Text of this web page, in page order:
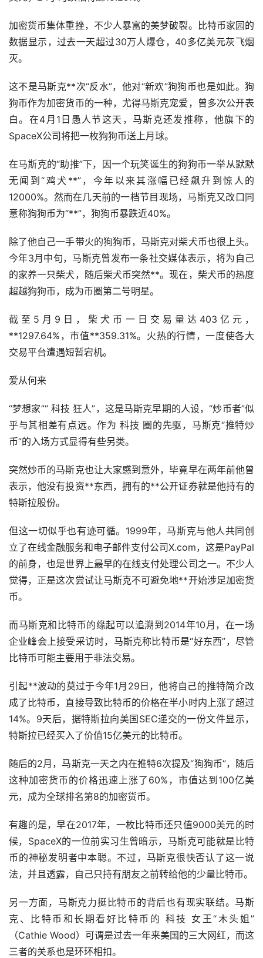
加密货币集体重挫，不少人暴富的美梦破裂。比特币家园的
数据显示，过去一天超过30万人爆仓，40多亿美元灰飞烟
灭。
这不是马斯克**次“反水”，他对“新欢”狗狗币也是如此。狗
狗币作为加密货币的一种，尤得马斯克宠爱，曾多次公开表
白。在4月1日愚人节这天，马斯克还发推称，他旗下的
SpaceX公司将把一枚狗狗币送上月球。
在马斯克的“助推”下，因一个玩笑诞生的狗狗币一举从默默
无闻到“鸡犬**”，今年以来其涨幅已经飙升到惊人的
12000%。然而在几天前的一档节目现场，马斯克又改口同
意称狗狗币为“**”，狗狗币暴跌近40%。
除了他自己一手带火的狗狗币，马斯克对柴犬币也很上头。
今年3月中旬，马斯克曾发布一条社交媒体表示，将为自己
的家养一只柴犬，随后柴犬币突然**。现在，柴犬币的热度
超越狗狗币，成为币圈第二号明星。
截至5月9日，柴犬币一日交易量达403亿元，
**1297.64%，市值**359.31%。火热的行情，一度使各大
交易平台遭遇短暂宕机。
爱从何来
“梦想家”“ 科技 狂人”，这是马斯克早期的人设，“炒币者”似
乎与其相差有点远。作为 科技 圈的先驱，马斯克“推特炒
币”的入场方式显得有些另类。
突然炒币的马斯克也让大家感到意外，毕竟早在两年前他曾
表示，他没有投资**东西，拥有的**公开证券就是他持有的
特斯拉股份。
但这一切似乎也有迹可循。1999年，马斯克与他人共同创
立了在线金融服务和电子邮件支付公司X.com，这是PayPal
的前身，也是世界上最早的在线支付处理公司之一。不少人
觉得，正是这次尝试让马斯克不可避免地**开始涉足加密货
币。
而马斯克和比特币的缘起可以追溯到2014年10月，在一场
企业峰会上接受采访时，马斯克称比特币是“好东西”，尽管
比特币可能主要用于非法交易。
引起**波动的莫过于今年1月29日，他将自己的推特简介改
成了比特币，直接导致比特币的价格在半小时内上涨了超过
14%。9天后，据特斯拉向美国SEC递交的一份文件显示，
特斯拉已经买入了价值15亿美元的比特币。
随后的2月，马斯克一天之内在推特6次提及“狗狗币”，随后
这种加密货币的价格迅速上涨了60%，市值达到100亿美
元，成为全球排名第8的加密货币。
有趣的是，早在2017年，一枚比特币还只值9000美元的时
候，SpaceX的一位前实习生曾暗示，马斯克可能就是比特
币的神秘发明者中本聪。不过，马斯克很快否认了这一说
法，并且透露，自己只持有朋友之前转给他的少量比特币。
另一方面，马斯克力挺比特币的背后也有现实联结。马斯
克、比特币和长期看好比特币的 科技 女王“木头姐”
（Cathie Wood）可谓是过去一年来美国的三大网红，而这
三者的关系也是环环相扣。